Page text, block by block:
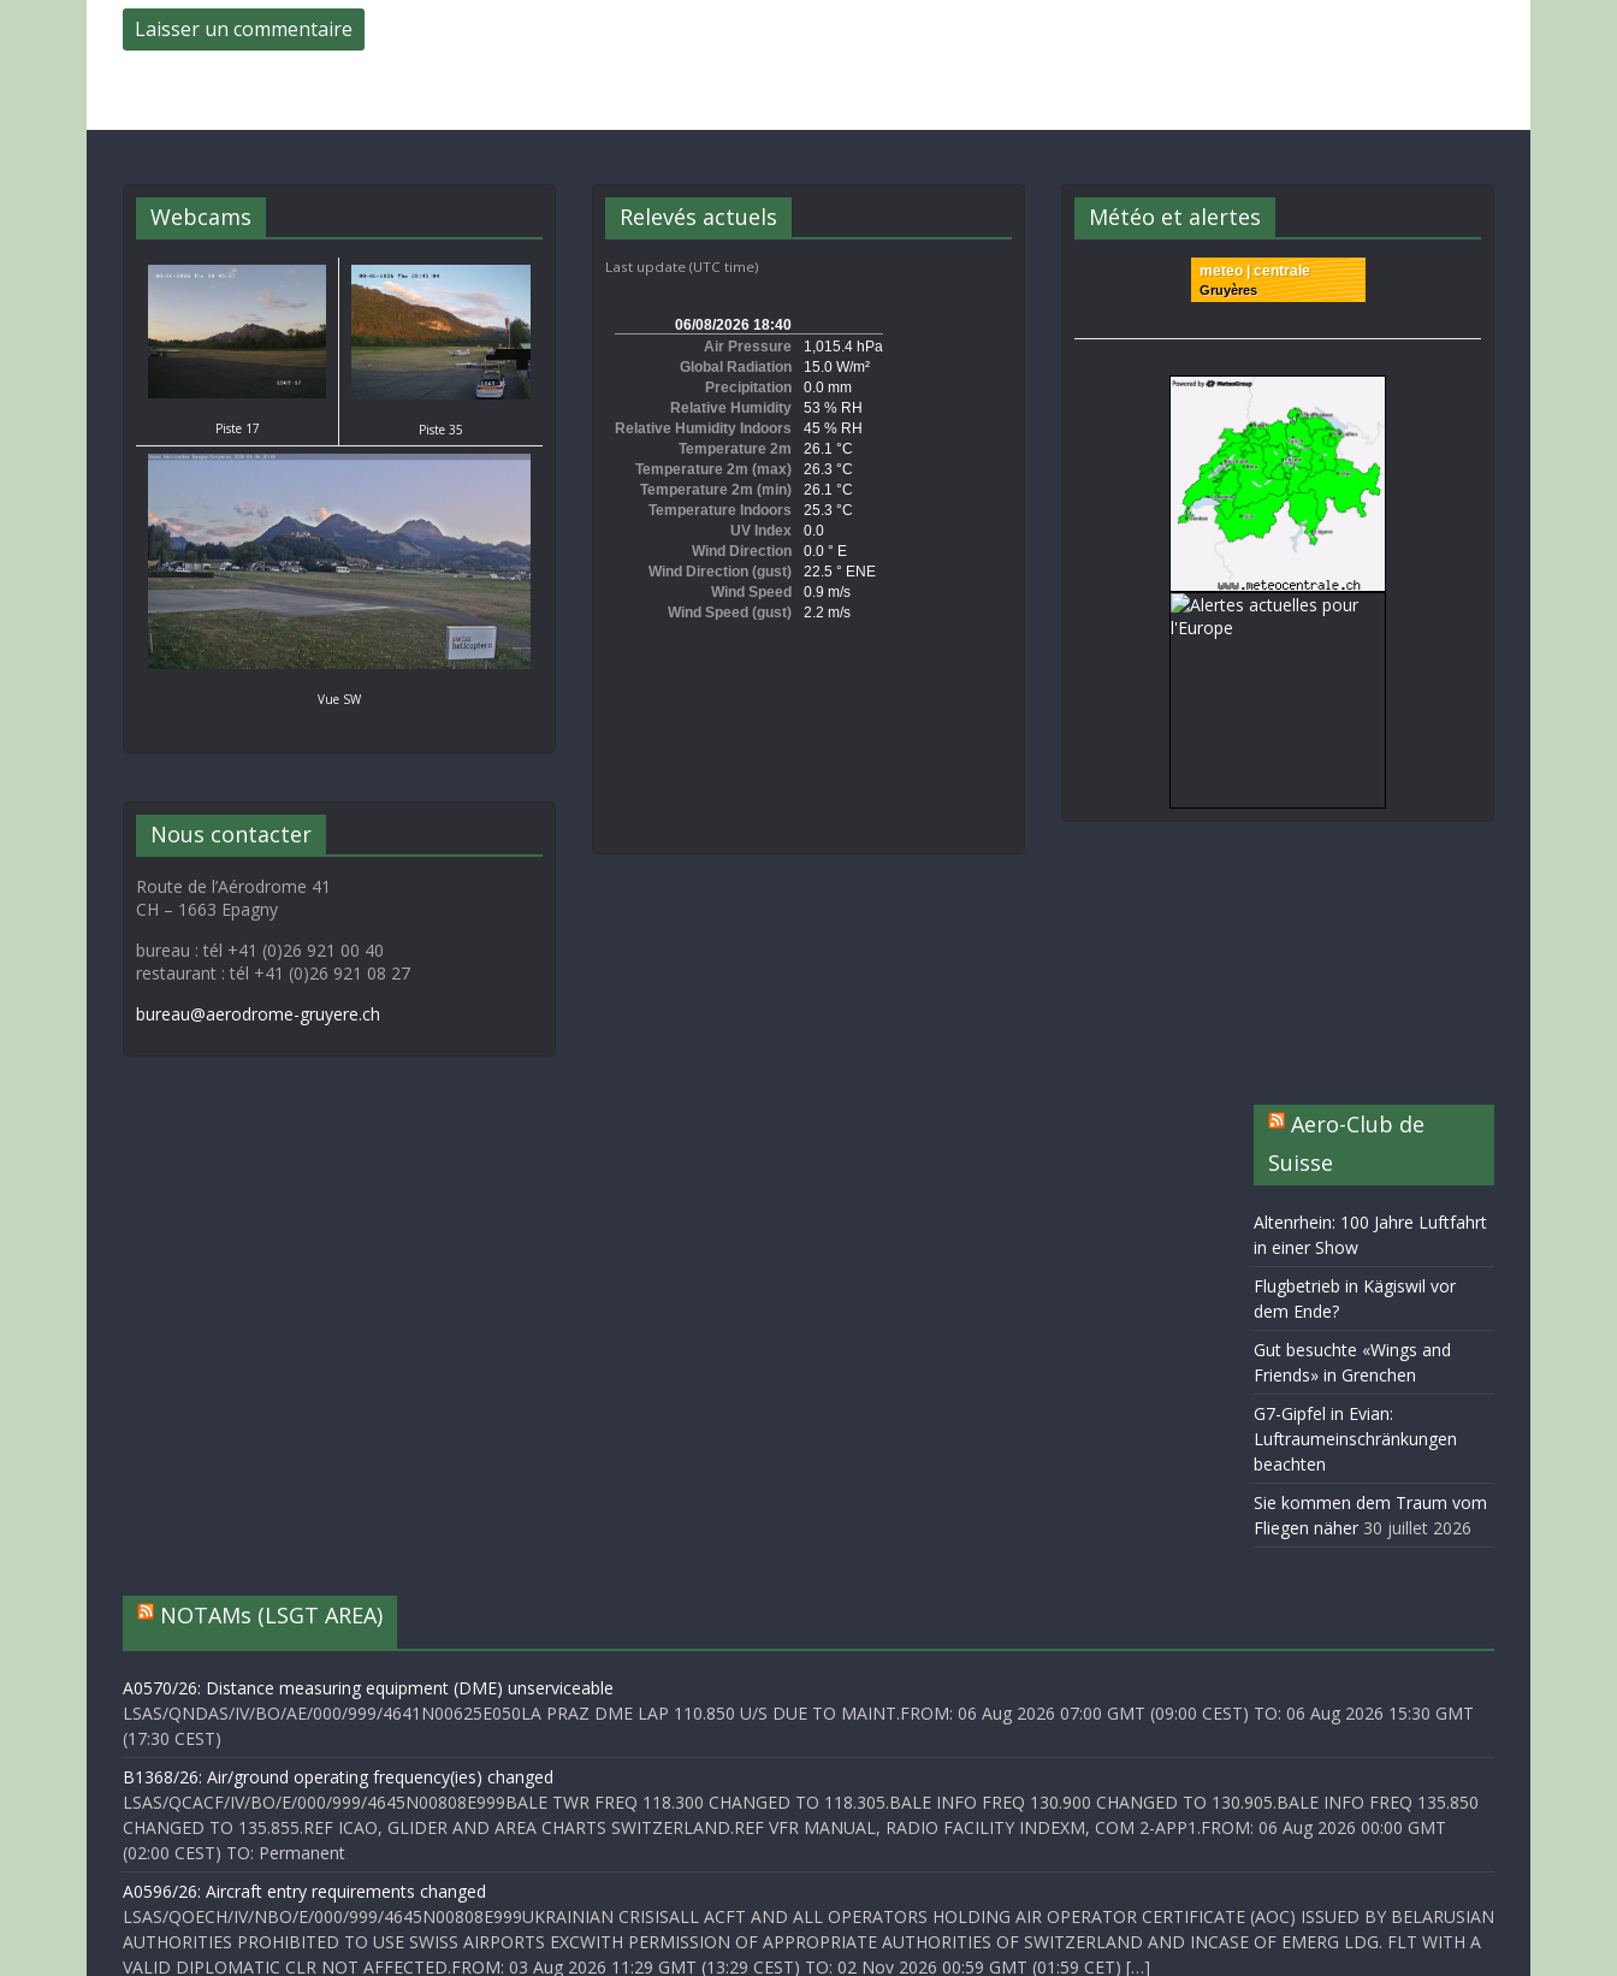
Webcams
Piste 17 Piste 35
Vue SW
Nous contacter
Route de l’Aérodrome 41
CH – 1663 Epagny
bureau : tél +41 (0)26 921 00 40
restaurant : tél +41 (0)26 921 08 27
bureau@aerodrome-gruyere.ch
Relevés actuels
Last update (UTC time)
Météo et alertes
meteo | centrale
Gruyères
Aero-Club de
Suisse
Altenrhein: 100 Jahre Luftfahrt
in einer Show
Flugbetrieb in Kägiswil vor
dem Ende?
Gut besuchte «Wings and
Friends» in Grenchen
G7-Gipfel in Evian:
Luftraumeinschränkungen
beachten
Sie kommen dem Traum vom
Fliegen näher 30 juillet 2026
NOTAMs (LSGT AREA)
A0570/26: Distance measuring equipment (DME) unserviceable
LSAS/QNDAS/IV/BO/AE/000/999/4641N00625E050LA PRAZ DME LAP 110.850 U/S DUE TO MAINT.FROM: 06 Aug 2026 07:00 GMT (09:00 CEST) TO: 06 Aug 2026 15:30 GMT
(17:30 CEST)
B1368/26: Air/ground operating frequency(ies) changed
LSAS/QCACF/IV/BO/E/000/999/4645N00808E999BALE TWR FREQ 118.300 CHANGED TO 118.305.BALE INFO FREQ 130.900 CHANGED TO 130.905.BALE INFO FREQ 135.850
CHANGED TO 135.855.REF ICAO, GLIDER AND AREA CHARTS SWITZERLAND.REF VFR MANUAL, RADIO FACILITY INDEXM, COM 2-APP1.FROM: 06 Aug 2026 00:00 GMT
(02:00 CEST) TO: Permanent
A0596/26: Aircraft entry requirements changed
LSAS/QOECH/IV/NBO/E/000/999/4645N00808E999UKRAINIAN CRISISALL ACFT AND ALL OPERATORS HOLDING AIR OPERATOR CERTIFICATE (AOC) ISSUED BY BELARUSIAN
AUTHORITIES PROHIBITED TO USE SWISS AIRPORTS EXCWITH PERMISSION OF APPROPRIATE AUTHORITIES OF SWITZERLAND AND INCASE OF EMERG LDG. FLT WITH A
VALID DIPLOMATIC CLR NOT AFFECTED.FROM: 03 Aug 2026 11:29 GMT (13:29 CEST) TO: 02 Nov 2026 00:59 GMT (01:59 CET) […]